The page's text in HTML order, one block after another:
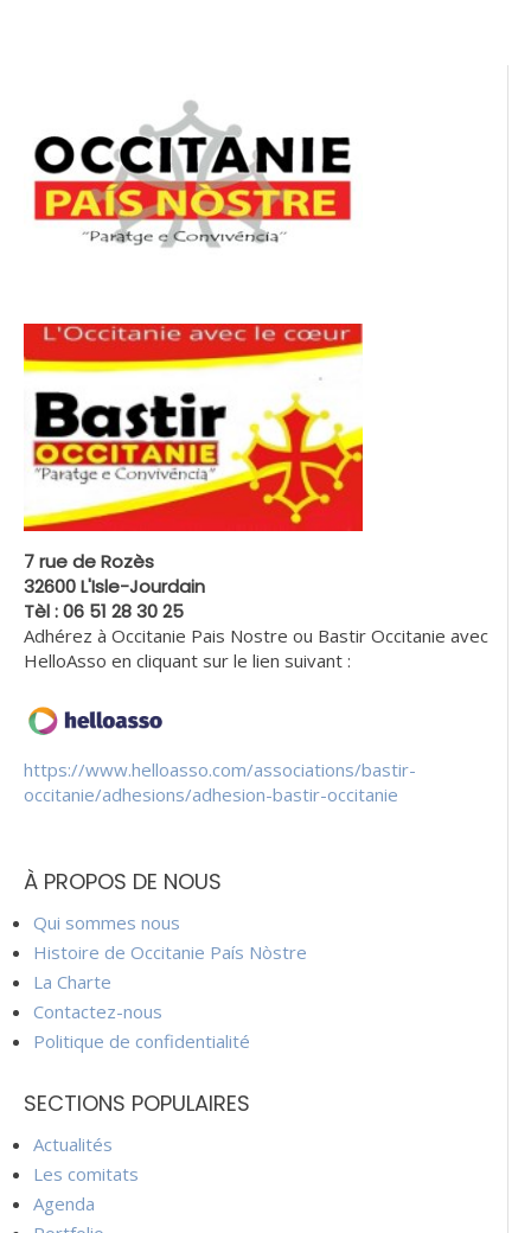
7 rue de Rozès
32600 L'Isle-Jourdain
Tèl : 06 51 28 30 25
Adhérez à Occitanie Pais Nostre ou Bastir Occitanie avec
HelloAsso en cliquant sur le lien suivant :
https://www.helloasso.com/associations/bastir-
occitanie/adhesions/adhesion-bastir-occitanie
À PROPOS DE NOUS
Qui sommes nous
Histoire de Occitanie País Nòstre
La Charte
Contactez-nous
Politique de confidentialité
SECTIONS POPULAIRES
Actualités
Les comitats
Agenda